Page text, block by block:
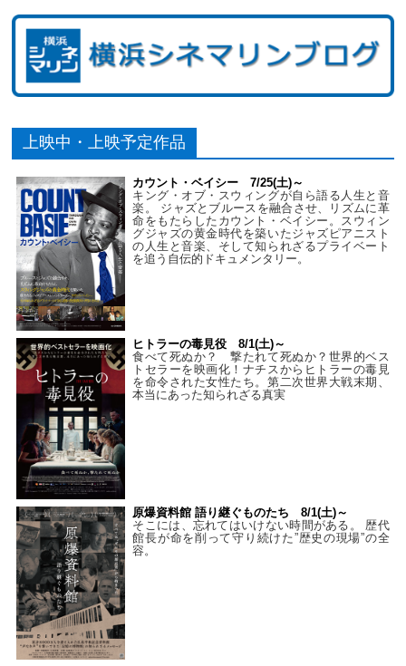
上映中・上映予定作品
カウント・ベイシー 7/25(土)～
キング・オブ・スウィングが自ら語る人生と音
楽。 ジャズとブルースを融合させ、リズムに革
命をもたらしたカウント・ベイシー。スウィン
グジャズの黄金時代を築いたジャズピアニスト
の人生と音楽、そして知られざるプライベート
を追う自伝的ドキュメンタリー。
ヒトラーの毒見役 8/1(土)～
食べて死ぬか？ 撃たれて死ぬか？世界的ベス
トセラーを映画化！ナチスからヒトラーの毒見
を命令された女性たち。第二次世界大戦末期、
本当にあった知られざる真実
原爆資料館 語り継ぐものたち 8/1(土)～
そこには、忘れてはいけない時間がある。 歴代
館長が命を削って守り続けた”歴史の現場”の全
容。